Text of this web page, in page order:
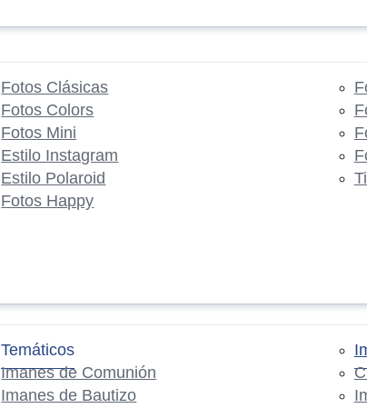
Fotos Clásicas
Fotos Colors
Fotos Mini
Estilo Instagram
Estilo Polaroid
Fotos Happy
Temáticos
Imanes de Comunión
Imanes de Bautizo